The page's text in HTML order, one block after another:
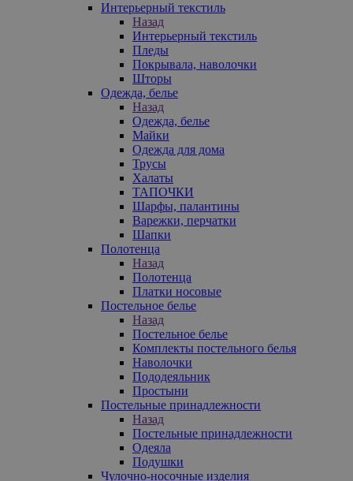
Интерьерный текстиль
Назад
Интерьерный текстиль
Пледы
Покрывала, наволочки
Шторы
Одежда, белье
Назад
Одежда, белье
Майки
Одежда для дома
Трусы
Халаты
ТАПОЧКИ
Шарфы, палантины
Варежки, перчатки
Шапки
Полотенца
Назад
Полотенца
Платки носовые
Постельное белье
Назад
Постельное белье
Комплекты постельного белья
Наволочки
Пододеяльник
Простыни
Постельные принадлежности
Назад
Постельные принадлежности
Одеяла
Подушки
Чулочно-носочные изделия